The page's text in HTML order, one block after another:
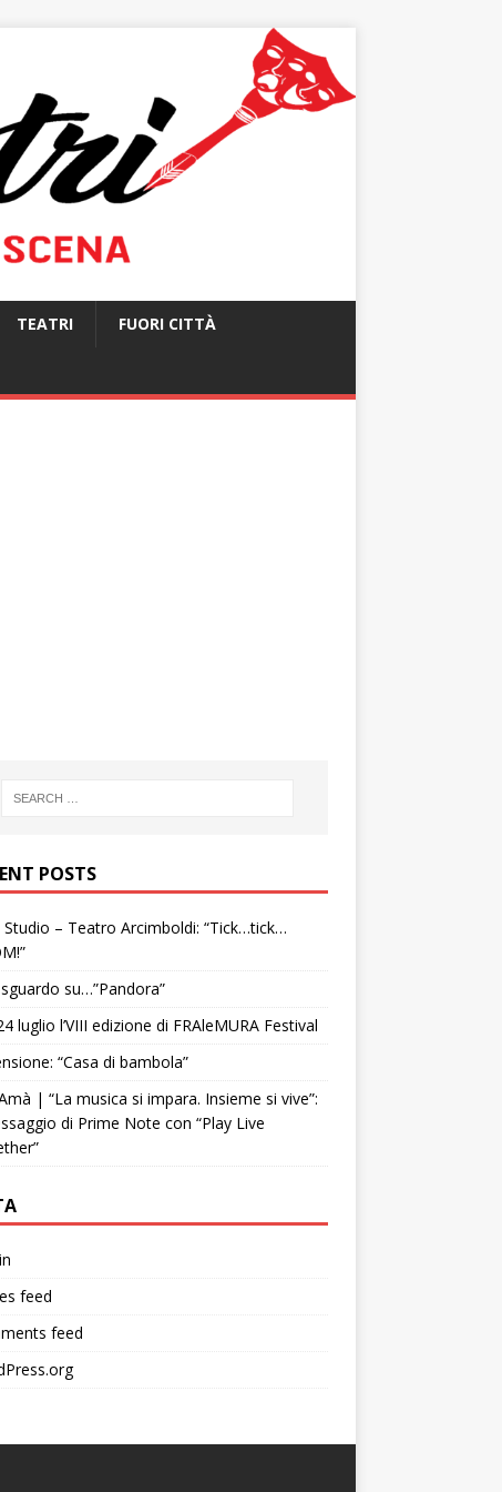
TEATRI FUORI CITTÀ
POSTS
Studio – Teatro Arcimboldi: “Tick…tick…
su…”Pandora”
luglio l’VIII edizione di FRAleMURA Festival
“Casa di bambola”
| “La musica si impara. Insieme si vive”:
di Prime Note con “Play Live
feed
feed